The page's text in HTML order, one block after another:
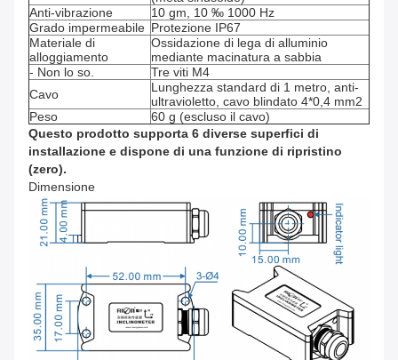
Anti-vibrazione
10 gm, 10 ‰ 1000 Hz
Grado impermeabile Protezione IP67
Materiale di
alloggiamento
Ossidazione di lega di alluminio
mediante macinatura a sabbia
- Non lo so.
Tre viti M4
Cavo
Lunghezza standard di 1 metro, anti-
ultravioletto, cavo blindato 4*0,4 mm2
Peso
60 g (escluso il cavo)
Questo prodotto supporta 6 diverse superfici di
installazione e dispone di una funzione di ripristino
(zero).
Dimensione